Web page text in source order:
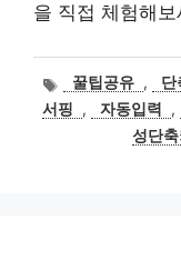
을 직접 체험해보
태
그
꿀팁공유 , 단
서핑
, 자동입력 ,
성단축